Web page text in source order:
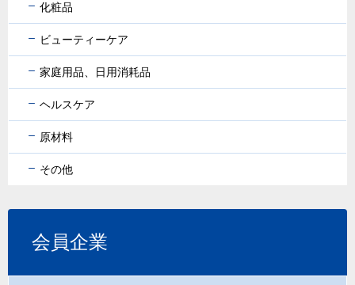
化粧品
ビューティーケア
家庭用品、日用消耗品
ヘルスケア
原材料
その他
会員企業